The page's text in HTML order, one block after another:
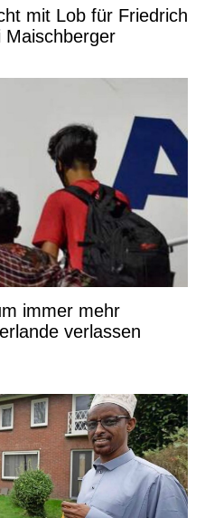
mit Lob für Friedrich
immer mehr
verlassen